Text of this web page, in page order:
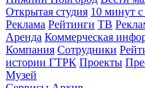
Открытая студия 10 минут
Реклама Рейтинги ТВ
Аренда Коммерческая
Компания Сотрудники
истории ГТРК Проекты
Музей